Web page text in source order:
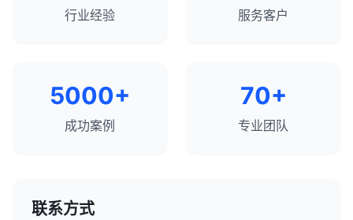
行业经验 服务客户
5000+
成功案例
70+
专业团队
联系方式